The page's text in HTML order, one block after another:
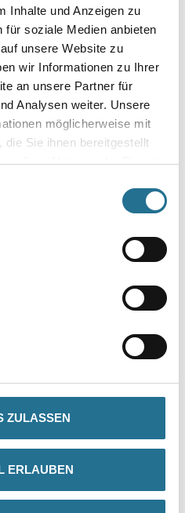
Inhalte und Anzeigen zu
für soziale Medien anbieten
unsere Website zu
wir Informationen zu Ihrer
an unsere Partner für
Analysen weiter. Unsere
möglicherweise mit
Sie ihnen bereitgestellt
Ihrer Nutzung der Dienste
ZULASSEN
ERLAUBEN